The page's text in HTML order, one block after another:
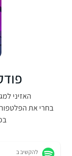
האזיני
בחרי את הפלטפורמת
להקשיב ב